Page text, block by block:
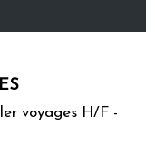
voyages H/F -